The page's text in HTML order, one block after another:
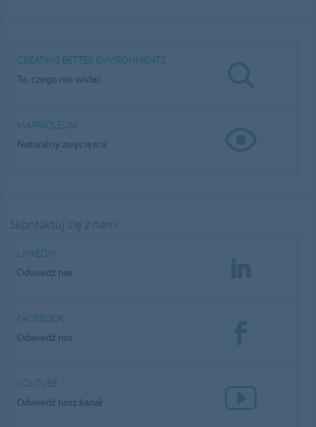
CREATING BETTER ENVIRONMENTS
To, czego nie widać
MARMOLEUM
Naturalny zwycięzca
Skontaktuj się z nami
LINKEDIN
Odwiedź nas
FACEBOOK
Odwiedź nas
YOUTUBE
Odwiedź nasz kanał